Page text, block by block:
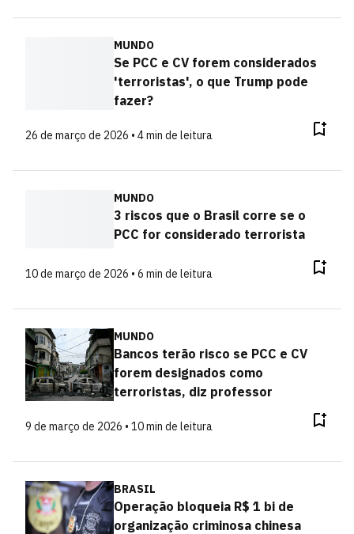
MUNDO
Se PCC e CV forem considerados
'terroristas', o que Trump pode
fazer?
26 de março de 2026 • 4 min de leitura
MUNDO
3 riscos que o Brasil corre se o
PCC for considerado terrorista
10 de março de 2026 • 6 min de leitura
MUNDO
Bancos terão risco se PCC e CV
forem designados como
terroristas, diz professor
9 de março de 2026 • 10 min de leitura
BRASIL
Operação bloqueia R$ 1 bi de
organização criminosa chinesa